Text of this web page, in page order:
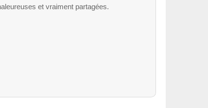
et vraiment partagées.